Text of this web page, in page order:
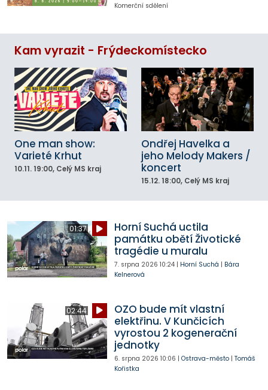
Komerční sdělení
Kam vyrazit - Frýdeckomístecko
One man show:
Varieté Krhut
10.11. 19:00, Celý MS kraj
Ondřej Havelka a
jeho Melody Makers /
koncert
15.12. 18:00, Celý MS kraj
01:37
Horní Suchá uctila
památku obětí Životické
tragédie u muralu
7. srpna 2026 10:24| Horní Suchá | Bára
Kelnerová
02:44
OZO bude mít vlastní
elektřinu. V Kunčicích
vyrostou 2 kogenerační
jednotky
6. srpna 2026 10:06 | Ostrava-město| Tomáš
Kořistka